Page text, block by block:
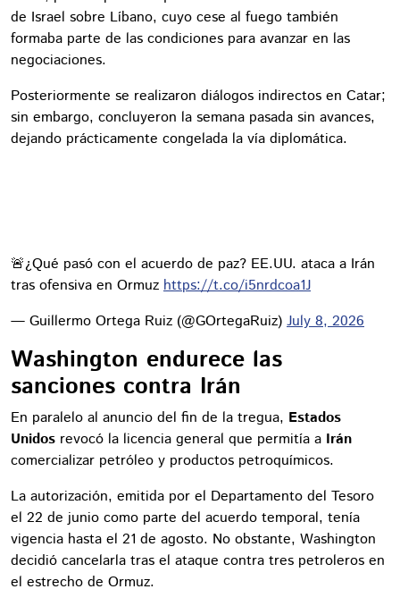
de Israel sobre Líbano, cuyo cese al fuego también
formaba parte de las condiciones para avanzar en las
negociaciones.
Posteriormente se realizaron diálogos indirectos en Catar;
sin embargo, concluyeron la semana pasada sin avances,
dejando prácticamente congelada la vía diplomática.
🚨¿Qué pasó con el acuerdo de paz? EE.UU. ataca a Irán
tras ofensiva en Ormuz https://t.co/i5nrdcoa1J
— Guillermo Ortega Ruiz (@GOrtegaRuiz) July 8, 2026
Washington endurece las
sanciones contra Irán
En paralelo al anuncio del fin de la tregua, Estados
Unidos revocó la licencia general que permitía a Irán
comercializar petróleo y productos petroquímicos.
La autorización, emitida por el Departamento del Tesoro
el 22 de junio como parte del acuerdo temporal, tenía
vigencia hasta el 21 de agosto. No obstante, Washington
decidió cancelarla tras el ataque contra tres petroleros en
el estrecho de Ormuz.